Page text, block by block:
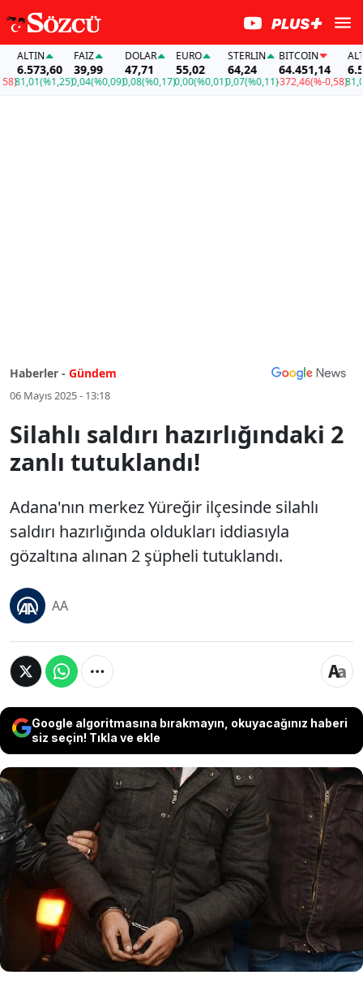
ALTIN
6.573,60
81,01(%1,25)
FAİZ
39,99
0,04(%0,09)
DOLAR
47,71
0,08(%0,17)
EURO
55,02
0,00(%0,01)
STERLIN
64,24
0,07(%0,11)
BITCOIN
64.451,14
-372,46(%-0,58)
ALTIN
81,01
Haberler - Gündem
06 Mayıs 2025 - 13:18
Silahlı saldırı hazırlığındaki 2
zanlı tutuklandı!
Adana'nın merkez Yüreğir ilçesinde silahlı
saldırı hazırlığında oldukları iddiasıyla
gözaltına alınan 2 şüpheli tutuklandı.
AA
Google algoritmasına bırakmayın, okuyacağınız haberi
siz seçin! Tıkla ve ekle
Adana'nın merkez Yüreğir ilçesinde
silahlı saldırı hazırlığında oldukları
iddiasıyla gözaltına alınan 2 şüpheli
tutuklandı.